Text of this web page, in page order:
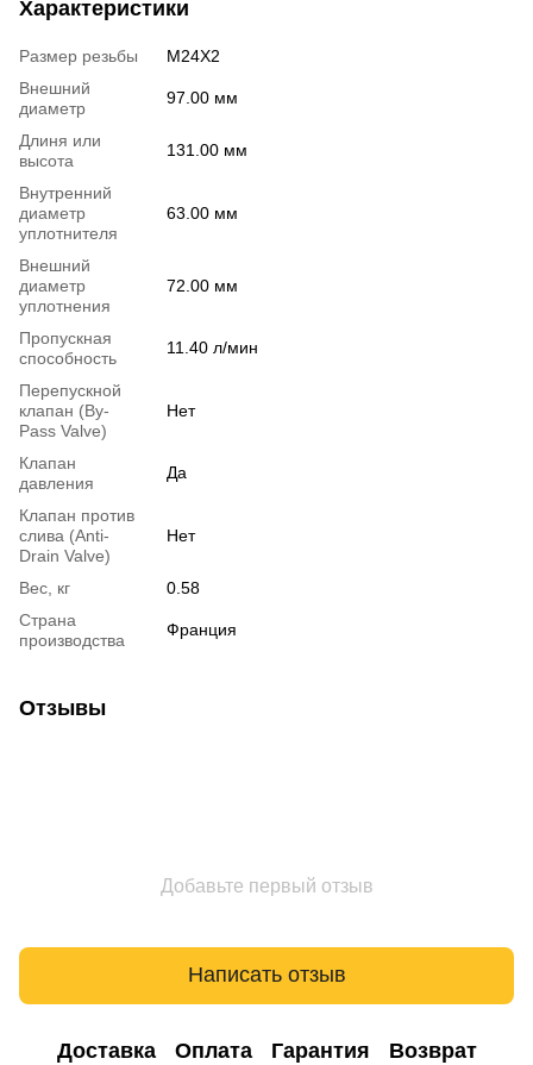
Характеристики
Размер резьбы
M24X2
Внешний
диаметр
97.00 мм
Длиня или
высота
131.00 мм
Внутренний
диаметр
уплотнителя
63.00 мм
Внешний
диаметр
уплотнения
72.00 мм
Пропускная
способность
11.40 л/мин
Перепускной
клапан (By-
Pass Valve)
Нет
Клапан
давления
Да
Клапан против
слива (Anti-
Drain Valve)
Нет
Вес, кг
0.58
Страна
производства
Франция
Отзывы
Добавьте первый отзыв
Написать отзыв
Доставка Оплата Гарантия Возврат